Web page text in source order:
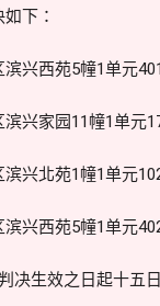
下：
兴西苑5幢1单元
兴家园11幢1单元
兴北苑1幢1单元
兴西苑5幢1单元
决生效之日起十五